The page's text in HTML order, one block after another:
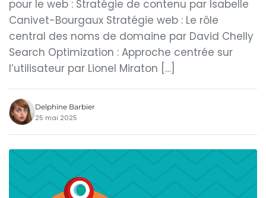
pour le web : Stratégie de contenu par Isabelle
Canivet-Bourgaux Stratégie web : Le rôle
central des noms de domaine par David Chelly
Search Optimization : Approche centrée sur
l’utilisateur par Lionel Miraton […]
Delphine Barbier
25 mai 2025